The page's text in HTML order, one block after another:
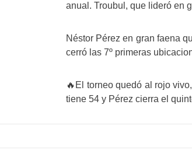
anual. Troubul, que lideró en
Néstor Pérez en gran faena
cerró las 7º primeras
🔥El torneo quedó al rojo
tiene 54 y Pérez cierra el